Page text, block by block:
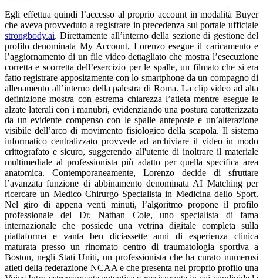
Egli effettua quindi l’accesso al proprio account in modalità Buyer
che aveva provveduto a registrare in precedenza sul portale ufficiale
strongbody.ai. Direttamente all’interno della sezione di gestione del
profilo denominata My Account, Lorenzo esegue il caricamento e
l’aggiornamento di un file video dettagliato che mostra l’esecuzione
corretta e scorretta dell’esercizio per le spalle, un filmato che si era
fatto registrare appositamente con lo smartphone da un compagno di
allenamento all’interno della palestra di Roma. La clip video ad alta
definizione mostra con estrema chiarezza l’atleta mentre esegue le
alzate laterali con i manubri, evidenziando una postura caratterizzata
da un evidente compenso con le spalle anteposte e un’alterazione
visibile dell’arco di movimento fisiologico della scapola. Il sistema
informatico centralizzato provvede ad archiviare il video in modo
crittografato e sicuro, suggerendo all'utente di inoltrare il materiale
multimediale al professionista più adatto per quella specifica area
anatomica. Contemporaneamente, Lorenzo decide di sfruttare
l’avanzata funzione di abbinamento denominata AI Matching per
ricercare un Medico Chirurgo Specialista in Medicina dello Sport.
Nel giro di appena venti minuti, l’algoritmo propone il profilo
professionale del Dr. Nathan Cole, uno specialista di fama
internazionale che possiede una vetrina digitale completa sulla
piattaforma e vanta ben diciassette anni di esperienza clinica
maturata presso un rinomato centro di traumatologia sportiva a
Boston, negli Stati Uniti, un professionista che ha curato numerosi
atleti della federazione NCAA e che presenta nel proprio profilo una